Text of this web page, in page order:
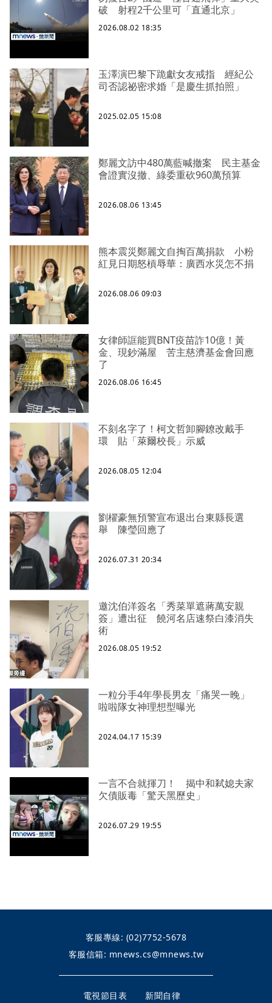
破 射程2千公里可「直通北京」
2026.08.02 18:35
玉澤演巴黎下跪獻女友戒指 經紀公
司否認祕密求婚「是慶生抓拍照」
2025.02.05 15:08
鄭麗文訪中480萬藍喊撤案 民主基金
會證實沒撤、綠委重砍960萬預算
2026.08.06 13:45
熊本震災鄭麗文自掏百萬捐款 小粉
紅見日期怒槓辱華：廣西水災怎不捐
2026.08.06 09:03
女律師誆能買BNT疫苗詐10億！黃
金、現鈔滿屋 苦主慈濟基金會回應
了
2026.08.06 16:45
不刻名字了！柯文哲卸腳鐐改戴手
環 貼「萊爾校長」示威
2026.08.05 12:04
劉櫂豪無預警宣布退出台東縣長選
舉 陳瑩回應了
2026.07.31 20:34
邀沈伯洋簽名「秀菜單遮蔣萬安親
簽」遭出征 饒河名店速祭白漆消失
術
2026.08.05 19:52
一粒分手4年學長男友「痛哭一晚」
啦啦隊女神理想型曝光
2024.04.17 15:39
一言不合就揮刀！ 揭中和弒媳夫家
欠債販毒「驚天黑歷史」
2026.07.29 19:55
客服專線: (02)7752-5678
客服信箱: mnews.cs@mnews.tw
電視節目表 新聞自律